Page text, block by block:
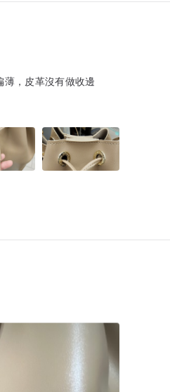
，皮革沒有做收邊
有比現在更優惠的價格才會考慮再回購